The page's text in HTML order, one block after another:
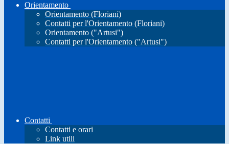
Orientamento
Orientamento (Floriani)
Contatti per l'Orientamento (Floriani)
Orientamento ("Artusi")
Contatti per l'Orientamento ("Artusi")
Contatti
Contatti e orari
Link utili